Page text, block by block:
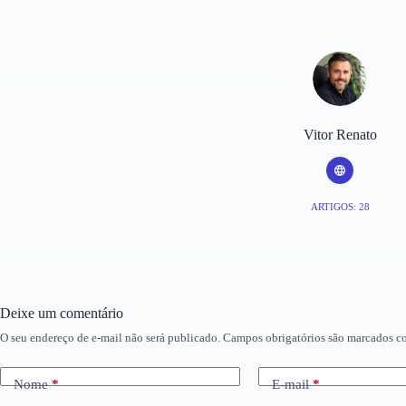
Vitor Renato
ARTIGOS: 28
Deixe um comentário
O seu endereço de e-mail não será publicado. Campos obrigatórios são marcados
Nome* E-mail*